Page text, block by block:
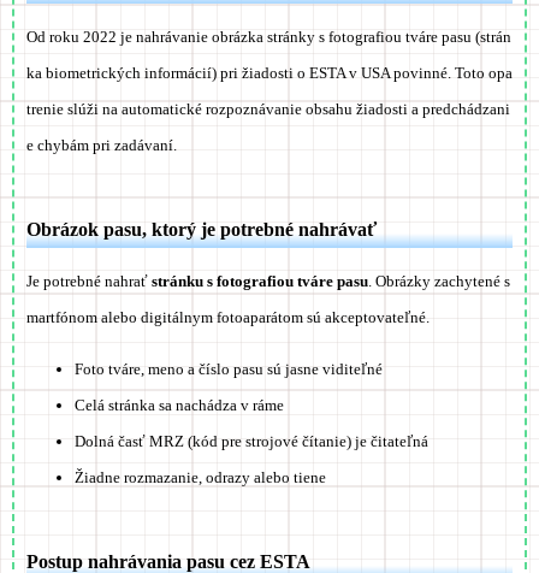
Od roku 2022 je nahrávanie obrázka stránky s fotografiou tváre pasu (strán
ka biometrických informácií) pri žiadosti o ESTA v USA povinné. Toto opa
trenie slúži na automatické rozpoznávanie obsahu žiadosti a predchádzani
e chybám pri zadávaní.
Obrázok pasu, ktorý je potrebné nahrávať
Je potrebné nahrať stránku s fotografiou tváre pasu . Obrázky zachytené s
martfónom alebo digitálnym fotoaparátom sú akceptovateľné.
Foto tváre, meno a číslo pasu sú jasne viditeľné
Celá stránka sa nachádza v ráme
Dolná časť MRZ (kód pre strojové čítanie) je čitateľná
Žiadne rozmazanie, odrazy alebo tiene
Postup nahrávania pasu cez ESTA